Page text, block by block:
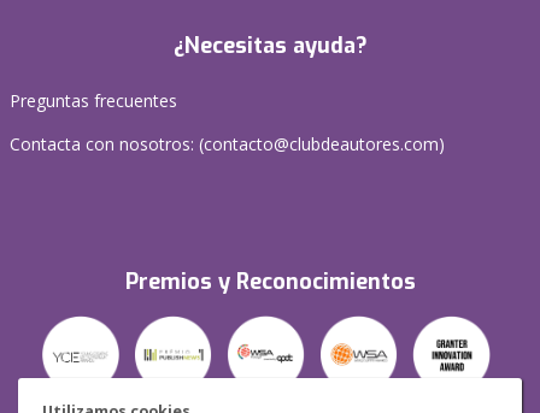
¿Necesitas ayuda?
Preguntas frecuentes
Contacta con nosotros: (contacto@clubdeautores.com)
Premios y Reconocimientos